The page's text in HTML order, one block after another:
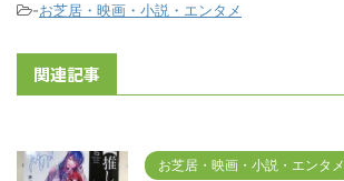
-お芝居・映画・小説・エンタメ
関連記事
お芝居・映画・小説・エンタメ